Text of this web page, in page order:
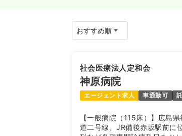
社会医療法人定和会
神原病院
エージェント求人 車通勤可
【一般病院（115床）】広島
道二号線、JR備後赤坂駅前に